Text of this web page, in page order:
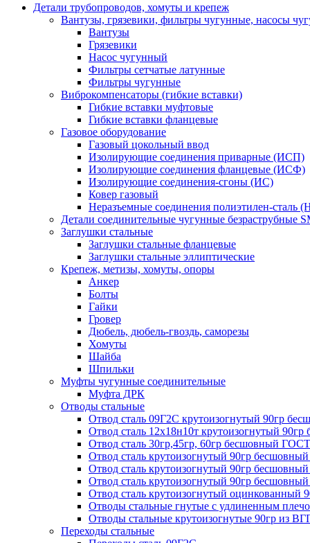
Детали трубопроводов, хомуты и крепеж
Вантузы, грязевики, фильтры чугунные, насосы
Вантузы
Грязевики
Насос чугунный
Фильтры сетчатые латунные
Фильтры чугунные
Виброкомпенсаторы (гибкие вставки)
Гибкие вставки муфтовые
Гибкие вставки фланцевые
Газовое оборудование
Газовый цокольный ввод
Изолирующие соединения приварные (ИСП)
Изолирующие соединения фланцевые (ИСФ)
Изолирующие соединения-сгоны (ИС)
Ковер газовый
Неразъемные соединения полиэтилен-сталь
Детали соединительные чугунные безраструбные
Заглушки стальные
Заглушки стальные фланцевые
Заглушки стальные эллиптические
Крепеж, метизы, хомуты, опоры
Анкер
Болты
Гайки
Гровер
Дюбель, дюбель-гвоздь, саморезы
Хомуты
Шайба
Шпильки
Муфты чугунные соединительные
Муфта ДРК
Отводы стальные
Отвод сталь 09Г2С крутоизогнутый 90гр
Отвод сталь 12х18н10т крутоизогнутый
Отвод сталь 30гр,45гр, 60гр бесшовный
Отвод сталь крутоизогнутый 90гр
Отвод сталь крутоизогнутый 90гр
Отвод сталь крутоизогнутый 90гр
Отвод сталь крутоизогнутый оцинкованный
Отводы стальные гнутые с удлиненным
Отводы стальные крутоизогнутые 90гр из
Переходы стальные